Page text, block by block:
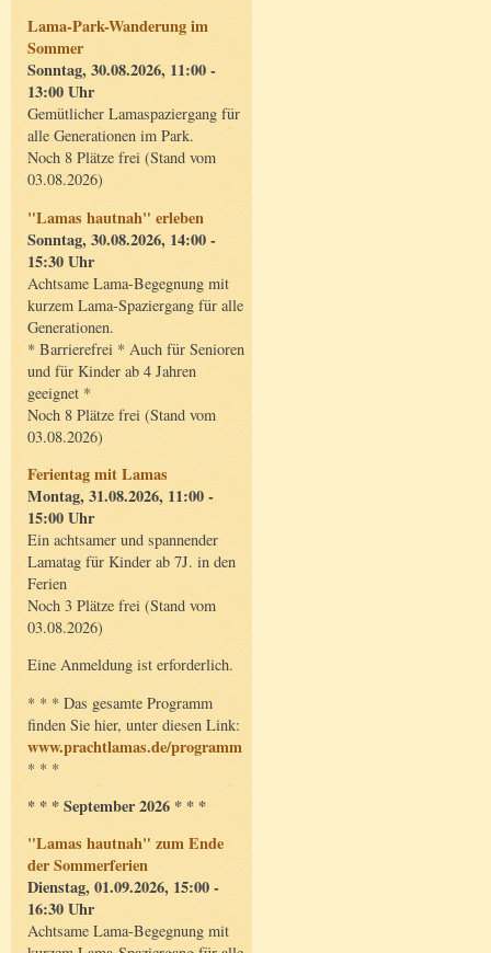
Lama-Park-Wanderung im
Sommer
Sonntag, 30.08.2026, 11:00 -
13:00 Uhr
Gemütlicher Lamaspaziergang für
alle Generationen im Park.
Noch 8 Plätze frei (Stand vom
03.08.2026)
"Lamas hautnah" erleben
Sonntag, 30.08.2026, 14:00 -
15:30 Uhr
Achtsame Lama-Begegnung mit
kurzem Lama-Spaziergang für alle
Generationen.
* Barrierefrei * Auch für Senioren
und für Kinder ab 4 Jahren
geeignet *
Noch 8 Plätze frei (Stand vom
03.08.2026)
Ferientag mit Lamas
Montag, 31.08.2026, 11:00 -
15:00 Uhr
Ein achtsamer und spannender
Lamatag für Kinder ab 7J. in den
Ferien
Noch 3 Plätze frei (Stand vom
03.08.2026)
Eine Anmeldung ist erforderlich.
* * * Das gesamte Programm
finden Sie hier, unter diesen Link:
www.prachtlamas.de/programm
* * *
* * * September 2026 * * *
"Lamas hautnah" zum Ende
der Sommerferien
Dienstag, 01.09.2026, 15:00 -
16:30 Uhr
Achtsame Lama-Begegnung mit